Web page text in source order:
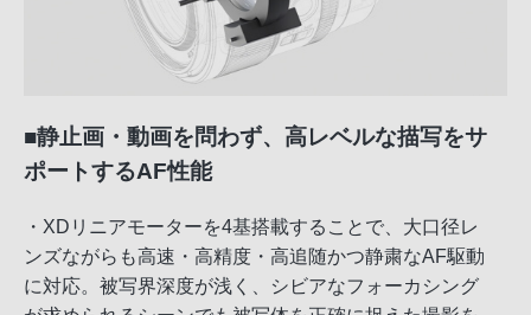
■静止画・動画を問わず、高レベルな描写をサ
ポートするAF性能
・XDリニアモーターを4基搭載することで、大口径レ
ンズながらも高速・高精度・高追随かつ静粛なAF駆動
に対応。被写界深度が浅く、シビアなフォーカシング